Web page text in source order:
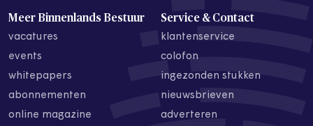
Meer Binnenlands Bestuur
vacatures
events
whitepapers
abonnementen
online magazine
Service & Contact
klantenservice
colofon
ingezonden stukken
nieuwsbrieven
adverteren